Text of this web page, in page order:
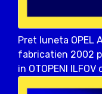
Pret luneta OPEL
fabricatien 2002
in OTOPENI